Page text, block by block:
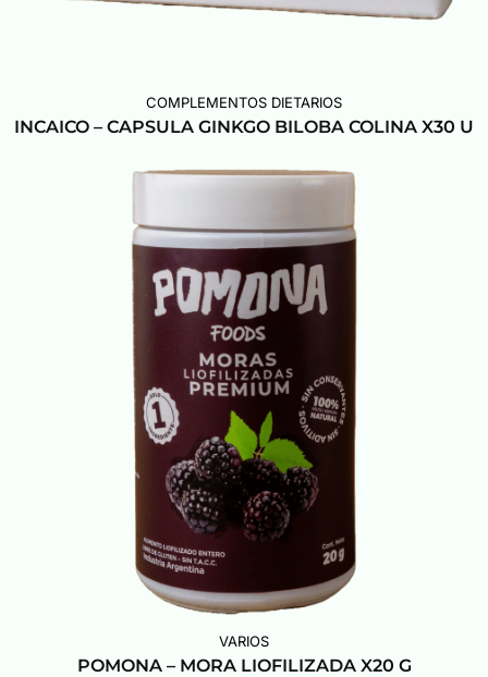
COMPLEMENTOS DIETARIOS
INCAICO – CAPSULA GINKGO BILOBA COLINA X30 U
VARIOS
POMONA – MORA LIOFILIZADA X20 G